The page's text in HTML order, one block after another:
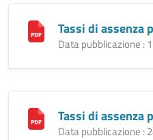
Tassi di assenza
Data pubblicazione :
Tassi di assenza
Data pubblicazione :